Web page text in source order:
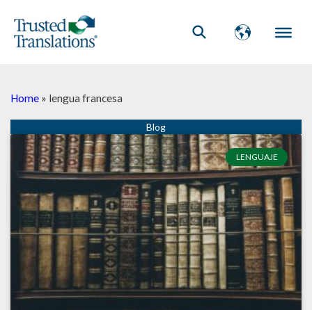
Home » lengua francesa
LENGUAJE